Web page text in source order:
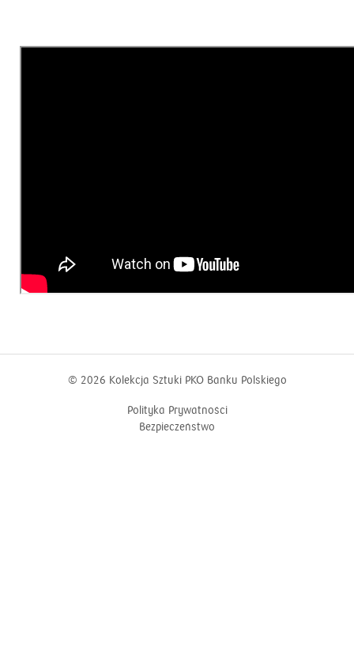
© 2026 Kolekcja Sztuki PKO Banku Polskiego
Polityka Prywatności
Bezpieczeństwo